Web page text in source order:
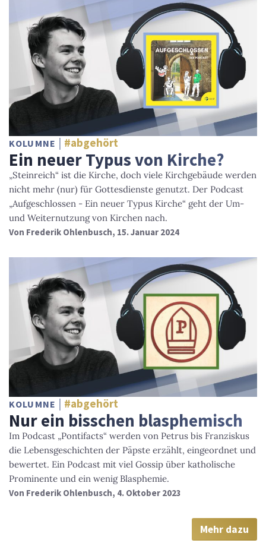
KOLUMNE #abgehört
Ein neuer Typus von Kirche?
„Steinreich“ ist die Kirche, doch viele Kirchgebäude werden
nicht mehr (nur) für Gottesdienste genutzt. Der Podcast
„Aufgeschlossen - Ein neuer Typus Kirche“ geht der Um-
und Weiternutzung von Kirchen nach.
Von Frederik Ohlenbusch, 15. Januar 2024
KOLUMNE #abgehört
Nur ein bisschen blasphemisch
Im Podcast „Pontifacts“ werden von Petrus bis Franziskus
die Lebensgeschichten der Päpste erzählt, eingeordnet und
bewertet. Ein Podcast mit viel Gossip über katholische
Prominente und ein wenig Blasphemie.
Von Frederik Ohlenbusch, 4. Oktober 2023
Mehr dazu